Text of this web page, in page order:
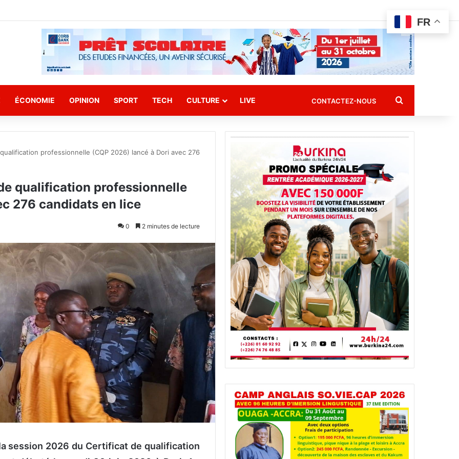
ÉCONOMIE OPINION SPORT TECH CULTURE LIVE CONTACTEZ-NOUS Rechercher
professionnelle (CQP 2026) lancé à Dori avec 276
qualification professionnelle
276 candidats en lice
0 2 minutes de lecture
session 2026 du Certificat de qualification
FR